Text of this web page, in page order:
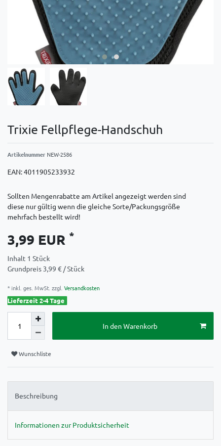
Trixie Fellpflege-Handschuh
Artikelnummer NEW-2586
EAN:4011905233932
Sollten Mengenrabatte am Artikel angezeigt werden sind
diese nur gültig wenn die gleiche Sorte/Packungsgröße
mehrfach bestellt wird!
3,99 EUR *
Inhalt 1 Stück
Grundpreis 3,99 € / Stück
* inkl. ges. MwSt. zzgl. Versandkosten
Lieferzeit 2-4 Tage
In den Warenkorb
Wunschliste
Beschreibung
Informationen zur Produktsicherheit